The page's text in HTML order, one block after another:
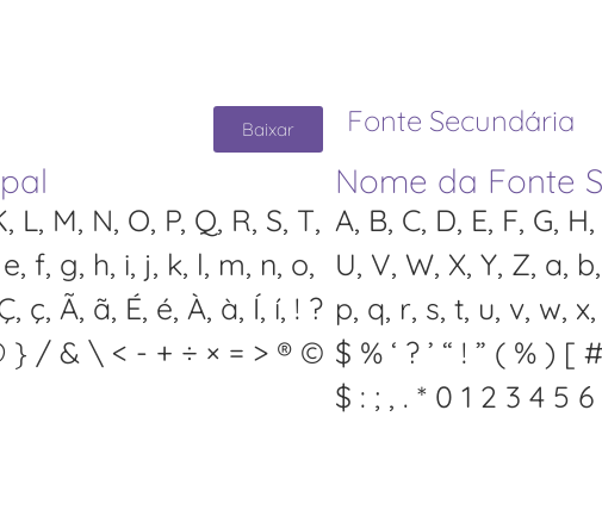
Baixar
L, M, N, O, P, Q, R, S, T,
f, g, h, i, j, k, l, m, n, o,
ç, Ã, ã, É, é, À, à, Í, í, ! ?
} / & \ < - + ÷ × = > ® ©
Fonte Secundária
Nome da Fonte
A, B, C, D, E, F, G,
U, V, W, X, Y, Z, a,
p, q, r, s, t, u, v, w,
$ % ‘ ? ’ “ ! ” ( %
$ : ; , . * 0 1 2 3 4 5